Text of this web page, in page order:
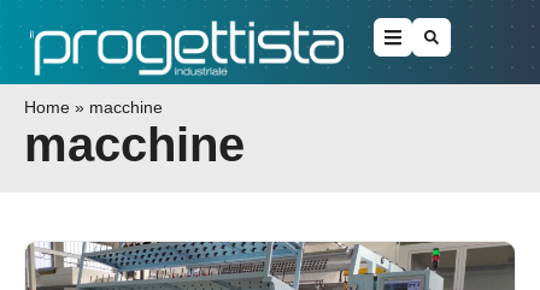
Home » macchine
macchine